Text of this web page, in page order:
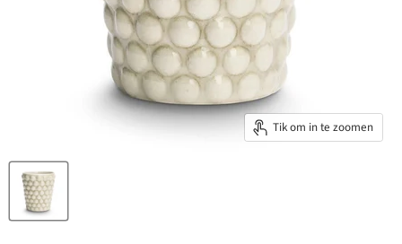
Tik om in te zoomen